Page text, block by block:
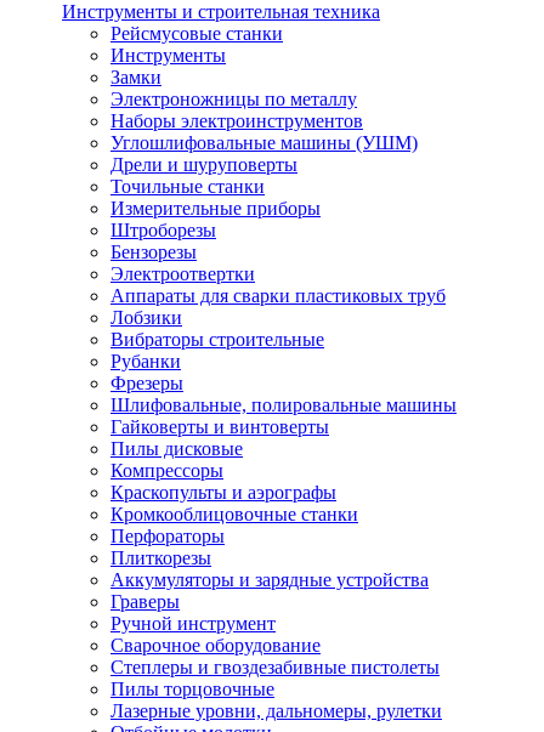
Инструменты и строительная техника
Рейсмусовые станки
Инструменты
Замки
Электроножницы по металлу
Наборы электроинструментов
Углошлифовальные машины (УШМ)
Дрели и шуруповерты
Точильные станки
Измерительные приборы
Штроборезы
Бензорезы
Электроотвертки
Аппараты для сварки пластиковых труб
Лобзики
Вибраторы строительные
Рубанки
Фрезеры
Шлифовальные, полировальные машины
Гайковерты и винтоверты
Пилы дисковые
Компрессоры
Краскопульты и аэрографы
Кромкооблицовочные станки
Перфораторы
Плиткорезы
Аккумуляторы и зарядные устройства
Граверы
Ручной инструмент
Сварочное оборудование
Степлеры и гвоздезабивные пистолеты
Пилы торцовочные
Лазерные уровни, дальномеры, рулетки